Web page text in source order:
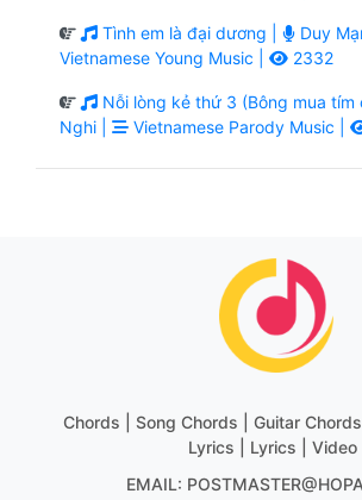
Tình em là đại dương |
Duy
Vietnamese Young Music |
2332
Nỗi lòng kẻ thứ 3 (Bông mua tím
Nghi |
Vietnamese Parody Music |
Chords | Song Chords | Guitar
Lyrics | Lyrics | Video
EMAIL: